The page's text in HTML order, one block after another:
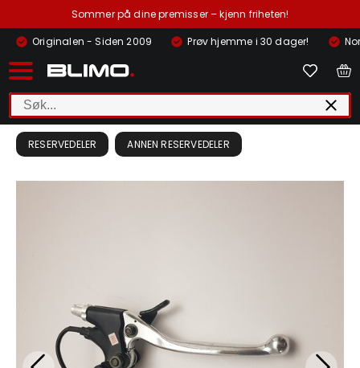
Sommer på dine premisser – kjenn friheten!
Originalen - Siden 2009
Prøv hjemme i 30 dager!
RESERVEDELER ANNEN RESERVEDELER